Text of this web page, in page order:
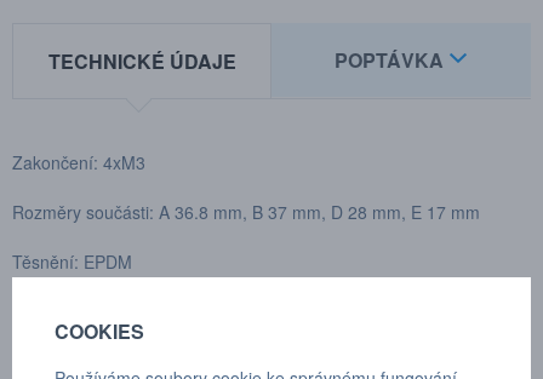
TECHNICKÉ ÚDAJE POPTÁVKA
Zakončení: 4xM3
Rozměry součásti: A 36.8 mm, B 37 mm, D 28 mm, E 17 mm
Těsnění: EPDM
COOKIES